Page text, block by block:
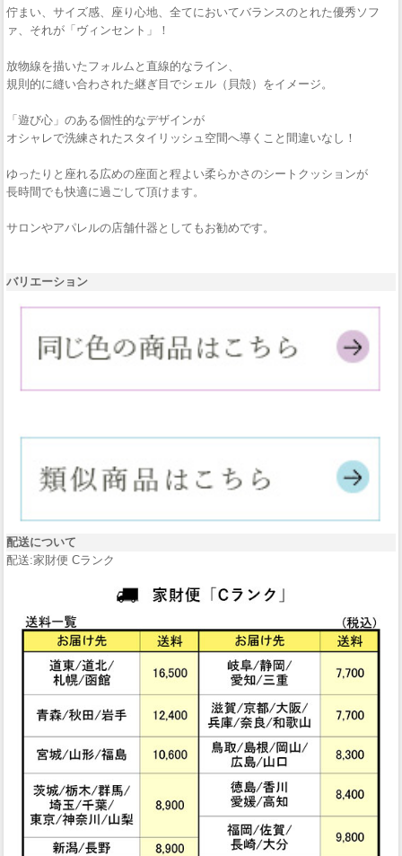
佇まい、サイズ感、座り心地、全てにおいてバランスのとれた優秀ソフ
ァ、それが「ヴィンセント」！
放物線を描いたフォルムと直線的なライン、
規則的に縫い合わされた継ぎ目でシェル（貝殻）をイメージ。
「遊び心」のある個性的なデザインが
オシャレで洗練されたスタイリッシュ空間へ導くこと間違いなし！
ゆったりと座れる広めの座面と程よい柔らかさのシートクッションが
長時間でも快適に過ごして頂けます。
サロンやアパレルの店舗什器としてもお勧めです。
バリエーション
配送について
配送:家財便 Cランク